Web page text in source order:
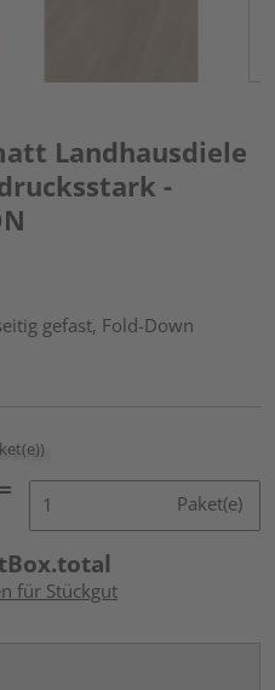
Landhausdiele
-
gefast, Fold-Down
Paket(e)
für Stückgut